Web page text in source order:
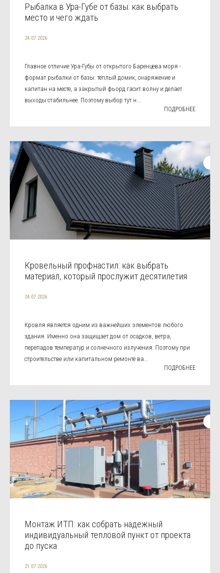
Рыбалка в Ура-Губе от базы: как выбрать
место и чего ждать
24.07.2026
Главное отличие Ура-Губы от открытого Баренцева моря -
формат рыбалки от базы: тёплый домик, снаряжение и
капитан на месте, а закрытый фьорд гасит волну и делает
выходы стабильнее. Поэтому выбор тут н...
ПОДРОБНЕЕ
Кровельный профнастил: как выбрать
материал, который прослужит десятилетия
24.07.2026
Кровля является одним из важнейших элементов любого
здания. Именно она защищает дом от осадков, ветра,
перепадов температур и солнечного излучения. Поэтому при
строительстве или капитальном ремонте ва...
ПОДРОБНЕЕ
Монтаж ИТП: как собрать надежный
индивидуальный тепловой пункт от проекта
до пуска
21.07.2026